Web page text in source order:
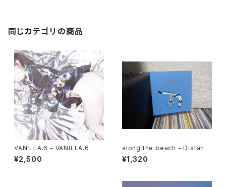
同じカテゴリの商品
VANILLA.6 - VANILLA.6
¥2,500
along the beach - Distant
Scenery
¥1,320